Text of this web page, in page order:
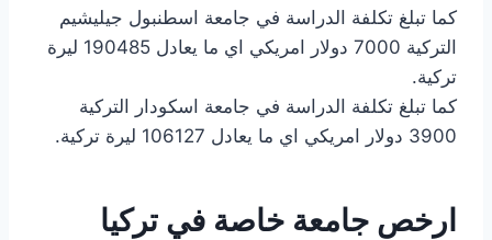
كما تبلغ تكلفة الدراسة في جامعة اسطنبول جيليشيم
التركية 7000 دولار امريكي اي ما يعادل 190485 ليرة
تركية.
كما تبلغ تكلفة الدراسة في جامعة اسكودار التركية
3900 دولار امريكي اي ما يعادل 106127 ليرة تركية.
ارخص جامعة خاصة في تركيا